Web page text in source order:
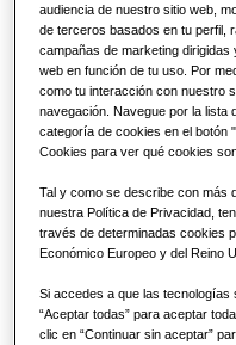
Oficina
Sostenibilidad
One Samsung
Efficient Climate
Unidad Interior
audiencia de nuestro sitio web,
de terceros basados en tu perfil,
campañas de marketing
web en función de tu uso. Por
como tu interacción con nuestro
navegación. Navegue por la lista
categoría de cookies en el botón
Cookies para ver qué cookies
Tal y como se describe con más
nuestra Política de Privacidad,
través de determinadas cookies
Económico Europeo y del Reino
Si accedes a que las
“Aceptar todas” para aceptar
clic en “Continuar sin aceptar”